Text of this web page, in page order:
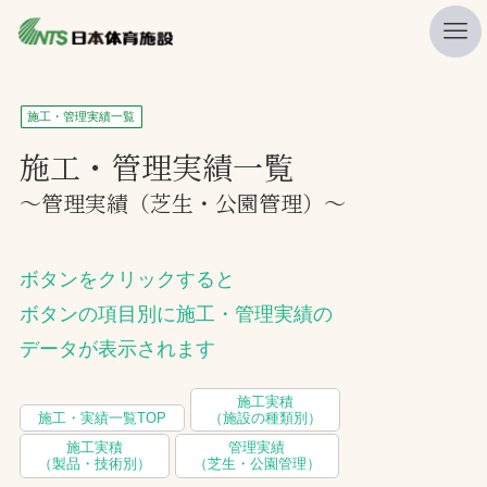
私たちの強み
ニュース
プレスリリース
製品・サービス一覧
施工・管理実績一覧
採用情報
施工・管理実績一覧
施工・管理実績一覧
〜管理実績（芝生・公園管理）〜
ボタンをクリックすると
ボタンの項目別に施工・管理実績の
データが表示されます
施工・実績一覧TOP
施工実積
（施設の種類別）
施工実積
（製品・技術別）
管理実績
（芝生・公園管理）